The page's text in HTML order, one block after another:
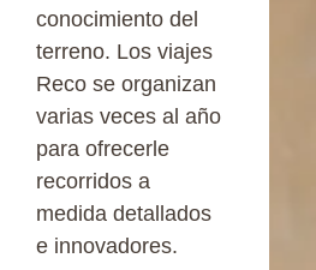
conocimiento del
terreno. Los viajes
Reco se organizan
varias veces al año
para ofrecerle
recorridos a
medida detallados
e innovadores.